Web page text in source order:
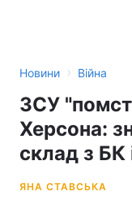
Новини › Війна
ЗСУ
Херсона:
склад з БК
ЯНА СТАВСЬКА